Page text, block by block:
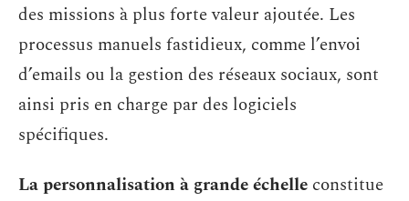
des missions à plus forte valeur ajoutée. Les
processus manuels fastidieux, comme l’envoi
d’emails ou la gestion des réseaux sociaux, sont
ainsi pris en charge par des logiciels
spécifiques.
La personnalisation à grande échelle constitue